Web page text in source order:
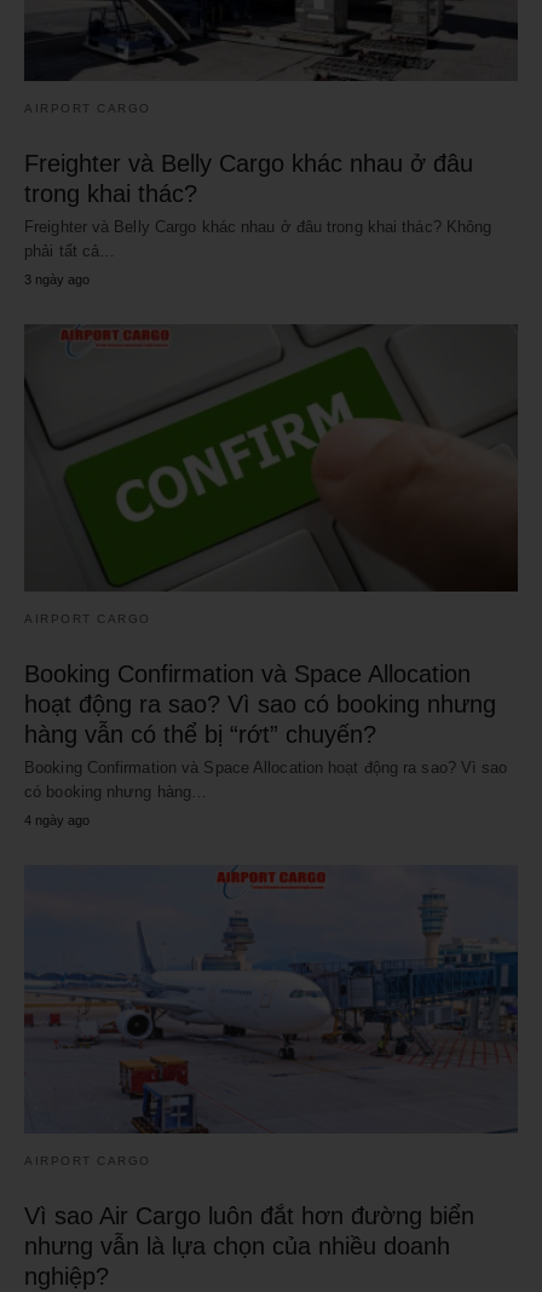
AIRPORT CARGO
Freighter và Belly Cargo khác nhau ở đâu
trong khai thác?
Freighter và Belly Cargo khác nhau ở đâu trong khai thác? Không
phải tất cả…
3 ngày ago
AIRPORT CARGO
Booking Confirmation và Space Allocation
hoạt động ra sao? Vì sao có booking nhưng
hàng vẫn có thể bị “rớt” chuyến?
Booking Confirmation và Space Allocation hoạt động ra sao? Vì sao
có booking nhưng hàng…
4 ngày ago
AIRPORT CARGO
Vì sao Air Cargo luôn đắt hơn đường biển
nhưng vẫn là lựa chọn của nhiều doanh
nghiệp?